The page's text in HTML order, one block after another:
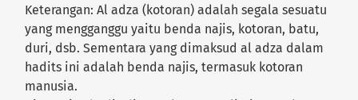
Keterangan: Al adza (kotoran) adalah segala sesuatu
yang mengganggu yaitu benda najis, kotoran, batu,
duri, dsb. Sementara yang dimaksud al adza dalam
hadits ini adalah benda najis, termasuk kotoran
manusia.